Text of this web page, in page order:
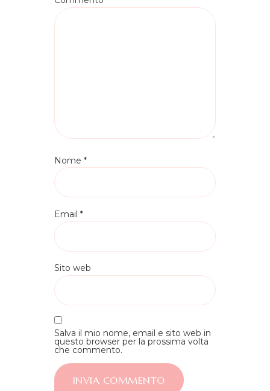
Nome *
Email *
Sito web
Salva il mio nome, email e sito web in
questo browser per la prossima volta
che commento.